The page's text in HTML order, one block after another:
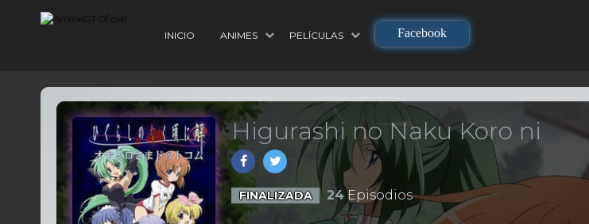
INICIO ANIMES PELÍCULAS Facebook
Higurashi no Naku Koro ni
FINALIZADA 24Episodios